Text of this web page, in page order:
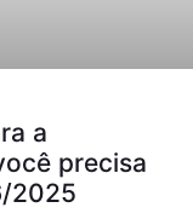
a
precisa
2025